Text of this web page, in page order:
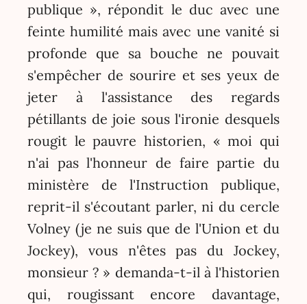
publique », répondit le duc avec une
feinte humilité mais avec une vanité si
profonde que sa bouche ne pouvait
s'empêcher de sourire et ses yeux de
jeter à l'assistance des regards
pétillants de joie sous l'ironie desquels
rougit le pauvre historien, « moi qui
n'ai pas l'honneur de faire partie du
ministère de l'Instruction publique,
reprit-il s'écoutant parler, ni du cercle
Volney (je ne suis que de l'Union et du
Jockey), vous n'êtes pas du Jockey,
monsieur ? » demanda-t-il à l'historien
qui, rougissant encore davantage,